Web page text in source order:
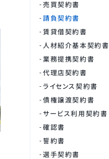
売買契約書
請負契約書
賃貸借契約書
人材紹介基本契約書
業務提携契約書
代理店契約書
ライセンス契約書
債権譲渡契約書
サービス利用契約書
確認書
誓約書
選手契約書